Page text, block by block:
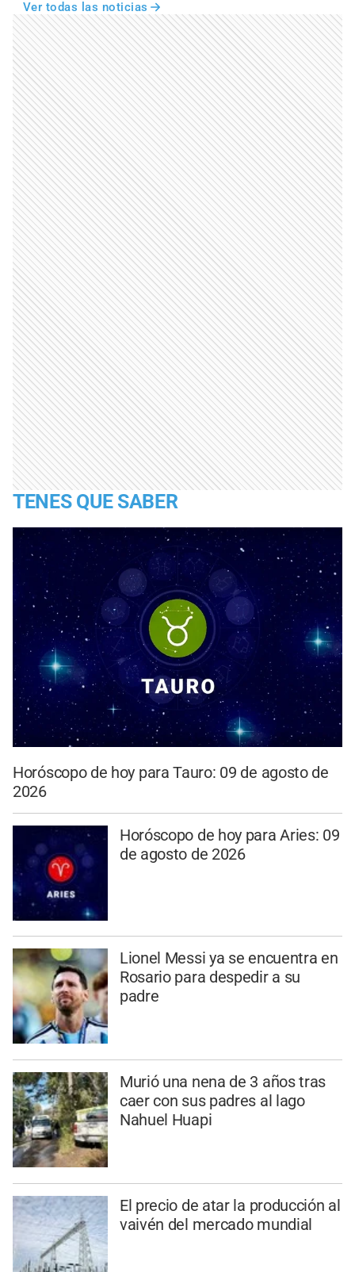
Ver todas las noticias
TENES QUE SABER
Horóscopo de hoy para Tauro: 09 de agosto de
2026
Horóscopo de hoy para Aries: 09
de agosto de 2026
Lionel Messi ya se encuentra en
Rosario para despedir a su
padre
Murió una nena de 3 años tras
caer con sus padres al lago
Nahuel Huapi
El precio de atar la producción al
vaivén del mercado mundial